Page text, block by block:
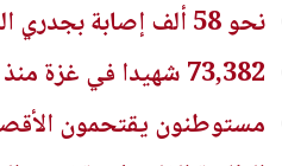
نحو 58 ألف إصابة بجدري الماء في غزة منذ بداية العام
73,382 شهيدا في غزة منذ 7 أكتوبر
مستوطنون يقتحمون